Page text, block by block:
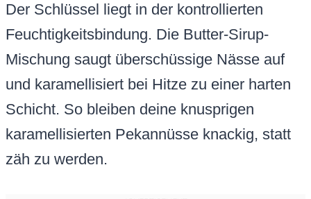
Der Schlüssel liegt in der kontrollierten
Feuchtigkeitsbindung. Die Butter-Sirup-
Mischung saugt überschüssige Nässe auf
und karamellisiert bei Hitze zu einer harten
Schicht. So bleiben deine knusprigen
karamellisierten Pekannüsse knackig, statt
zäh zu werden.